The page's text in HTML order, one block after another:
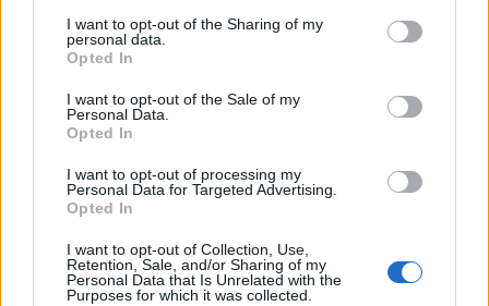
I want to opt-out of the Sharing of my
personal data.
Opted In
I want to opt-out of the Sale of my
Personal Data.
Opted In
I want to opt-out of processing my
Personal Data for Targeted Advertising.
Opted In
I want to opt-out of Collection, Use,
Retention, Sale, and/or Sharing of my
Personal Data that Is Unrelated with the
Purposes for which it was collected.
14:50 Travaglio se la prende con Repubblicasulla
strage della funivia
16:37 La storia diSamanraccontata solo dal
Quotidiano Nazionale
17:40 L’unico che riparte èLa Ragione
, nuovo
Pezzuto e altri pazzi: benvenuti!